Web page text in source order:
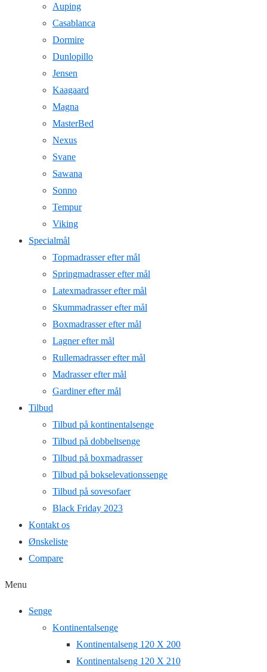
Auping
Casablanca
Dormire
Dunlopillo
Jensen
Kaagaard
Magna
MasterBed
Nexus
Svane
Sawana
Sonno
Tempur
Viking
Specialmål
Topmadrasser efter mål
Springmadrasser efter mål
Latexmadrasser efter mål
Skummadrasser efter mål
Boxmadrasser efter mål
Lagner efter mål
Rullemadrasser efter mål
Madrasser efter mål
Gardiner efter mål
Tilbud
Tilbud på kontinentalsenge
Tilbud på dobbeltsenge
Tilbud på boxmadrasser
Tilbud på bokselevationssenge
Tilbud på sovesofaer
Black Friday 2023
Kontakt os
Ønskeliste
Compare
Menu
Senge
Kontinentalsenge
Kontinentalseng 120 X 200
Kontinentalseng 120 X 210